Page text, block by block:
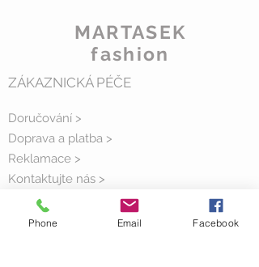
MARTASEK
fashion
ZÁKAZNICKÁ PÉČE
Doručování >
Doprava a platba >
Reklamace >
Kontaktujte nás >
O nás >
KDE NÁS NAJDETE
Phone Email Facebook